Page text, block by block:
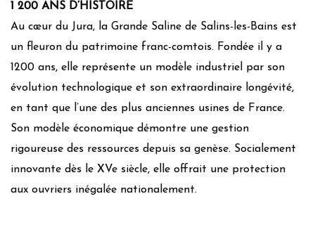
1 200 ANS D’HISTOIRE
Au cœur du Jura, la Grande Saline de Salins-les-Bains est
un fleuron du patrimoine franc-comtois. Fondée il y a
1200 ans, elle représente un modèle industriel par son
évolution technologique et son extraordinaire longévité,
en tant que l’une des plus anciennes usines de France.
Son modèle économique démontre une gestion
rigoureuse des ressources depuis sa genèse. Socialement
innovante dès le XVe siècle, elle offrait une protection
aux ouvriers inégalée nationalement.